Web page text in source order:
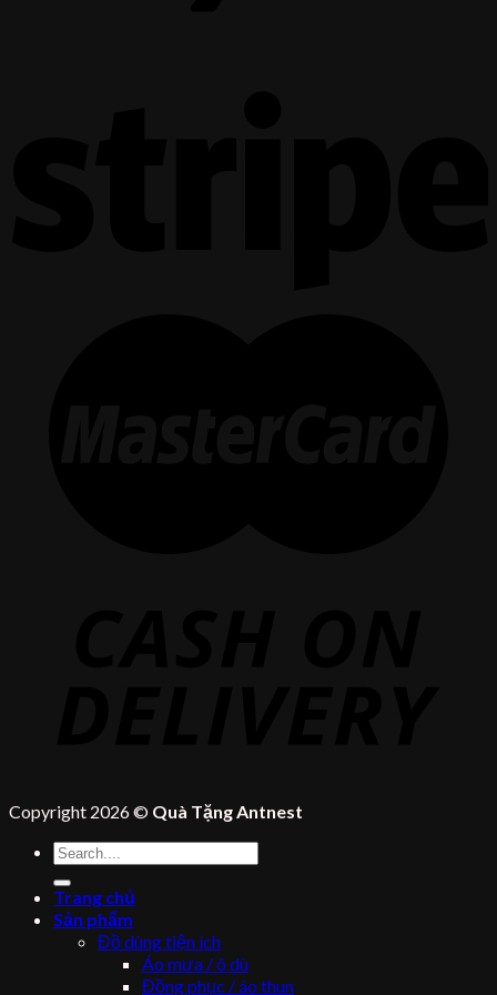
Copyright 2026 © Quà Tặng Antnest
Tìm
kiếm:
Trang chủ
Sản phẩm
Đồ dùng tiện ích
Áo mưa / ô dù
Đồng phục / áo thun